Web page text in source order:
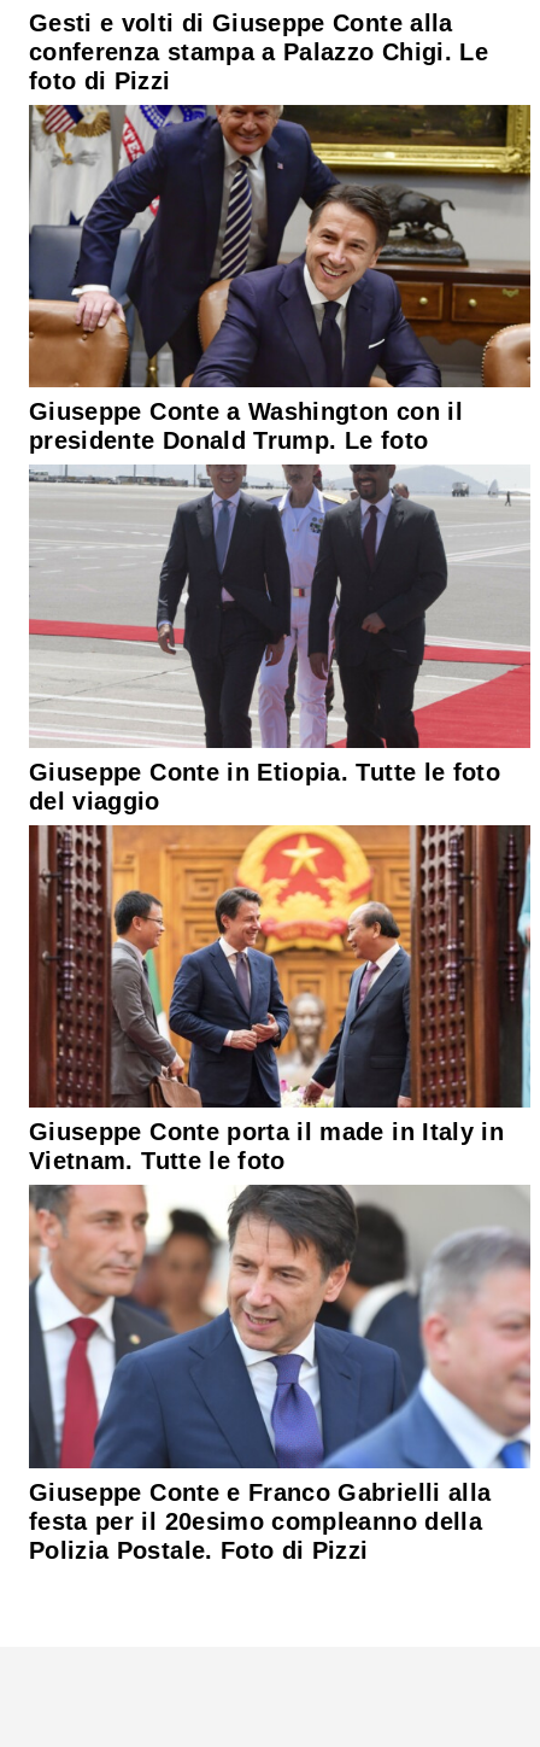
Gesti e volti di Giuseppe Conte alla
conferenza stampa a Palazzo Chigi. Le
foto di Pizzi
Giuseppe Conte a Washington con il
presidente Donald Trump. Le foto
Giuseppe Conte in Etiopia. Tutte le foto
del viaggio
Giuseppe Conte porta il made in Italy in
Vietnam. Tutte le foto
Giuseppe Conte e Franco Gabrielli alla
festa per il 20esimo compleanno della
Polizia Postale. Foto di Pizzi